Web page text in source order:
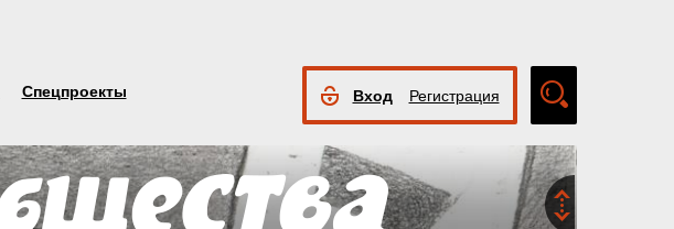
Спецпроекты Вход Регистрация